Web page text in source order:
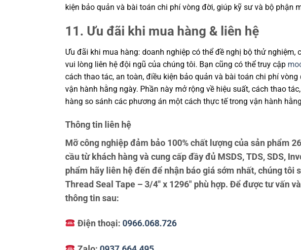
kiện bảo quản và bài toán chi phí vòng đời, giúp kỹ sư và bộ phận
11. Ưu đãi khi mua hàng & liên hệ
Ưu đãi khi mua hàng: doanh nghiệp có thể đề nghị bộ thử
vui lòng liên hệ đội ngũ của chúng tôi. Bạn cũng có thể truy cập
cách thao tác, an toàn, điều kiện bảo quản và bài toán chi phí
vận hành hằng ngày. Phần này mở rộng về hiệu suất, cách thao
hàng so sánh các phương án một cách thực tế trong vận hành
Thông tin liên hệ
Mỡ công nghiệp đảm bảo 100% chất lượng của sản phẩm
cầu từ khách hàng và cung cấp đầy đủ MSDS, TDS, SDS,
phẩm hãy liên hệ đến để nhận báo giá sớm nhất, chúng tôi
Thread Seal Tape – 3/4″ x 1296″ phù hợp. Để được tư vấn
thông tin sau:
Điện thoại: 0966.068.726